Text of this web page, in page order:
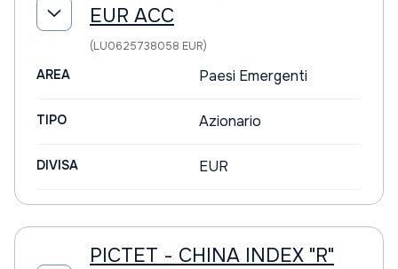
EUR ACC
(LU0625738058 EUR)
AREA Paesi Emergenti
TIPO Azionario
DIVISA EUR
PICTET - CHINA INDEX "R"